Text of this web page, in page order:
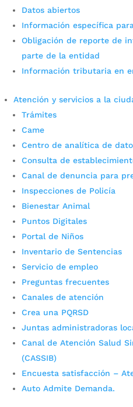
Datos abiertos
Información específica
Obligación de reporte de
parte de la entidad
Información tributaria en
Atención y servicios a la
Trámites
Came
Centro de analítica de
Consulta de
Canal de denuncia para
Inspecciones de Policía
Bienestar Animal
Puntos Digitales
Portal de Niños
Inventario de Sentencias
Servicio de empleo
Preguntas frecuentes
Canales de atención
Crea una PQRSD
Juntas administradoras
Canal de Atención Salud
(CASSIB)
Encuesta satisfacción –
Auto Admite Demanda.
Más de dos
asistieron al
Criollo 2023
derrama económica de
destaca la participación
durante los dos días del
Alcaldía de Bucaramanga
Cultura y Turismo de...
Suspensión
agua en el
Bucaramanga